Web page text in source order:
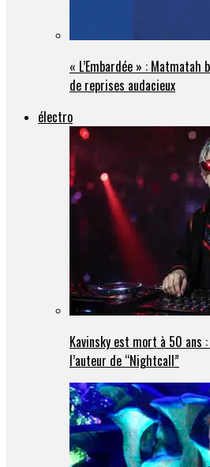
« L’Embardée » : Matmatah
de reprises audacieux
électro
Kavinsky est mort à 50 ans
l’auteur de “Nightcall”